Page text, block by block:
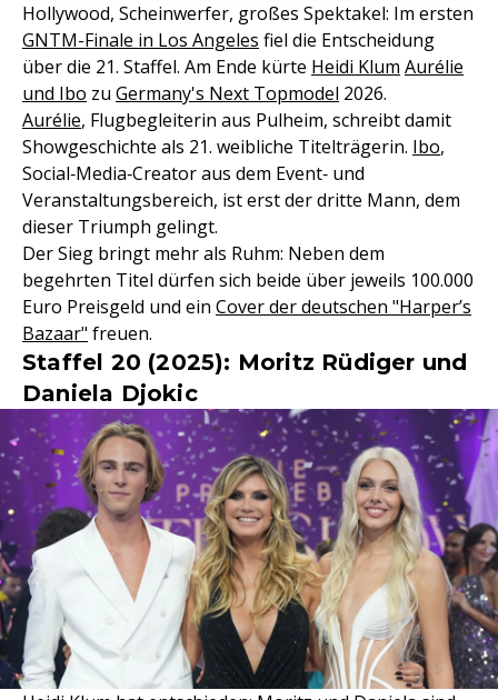
Hollywood, Scheinwerfer, großes Spektakel: Im ersten
GNTM-Finale in Los Angeles fiel die Entscheidung
über die 21. Staffel. Am Ende kürte Heidi Klum Aurélie
und Ibo zu Germany's Next Topmodel 2026.
Aurélie, Flugbegleiterin aus Pulheim, schreibt damit
Showgeschichte als 21. weibliche Titelträgerin. Ibo,
Social‑Media‑Creator aus dem Event‑ und
Veranstaltungsbereich, ist erst der dritte Mann, dem
dieser Triumph gelingt.
Der Sieg bringt mehr als Ruhm: Neben dem
begehrten Titel dürfen sich beide über jeweils 100.000
Euro Preisgeld und ein Cover der deutschen "Harper’s
Bazaar" freuen.
Staffel 20 (2025): Moritz Rüdiger und
Daniela Djokic